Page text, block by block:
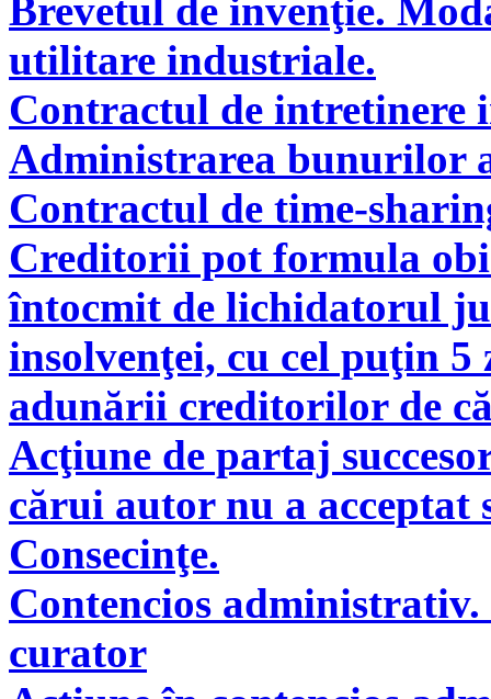
Brevetul de invenţie.
utilitare industriale.
Contractul de intretinere
Administrarea bunurilor
Contractul de time-
Creditorii pot formula
întocmit de lichidatorul
insolvenţei, cu cel puţin
adunării creditorilor de
Acţiune de partaj
cărui autor nu a acceptat
Consecinţe.
Contencios
curator